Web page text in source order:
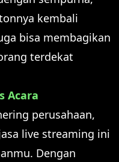
kembali
bisa membagikan
terdekat
Acara
perusahaan,
live streaming ini
Dengan